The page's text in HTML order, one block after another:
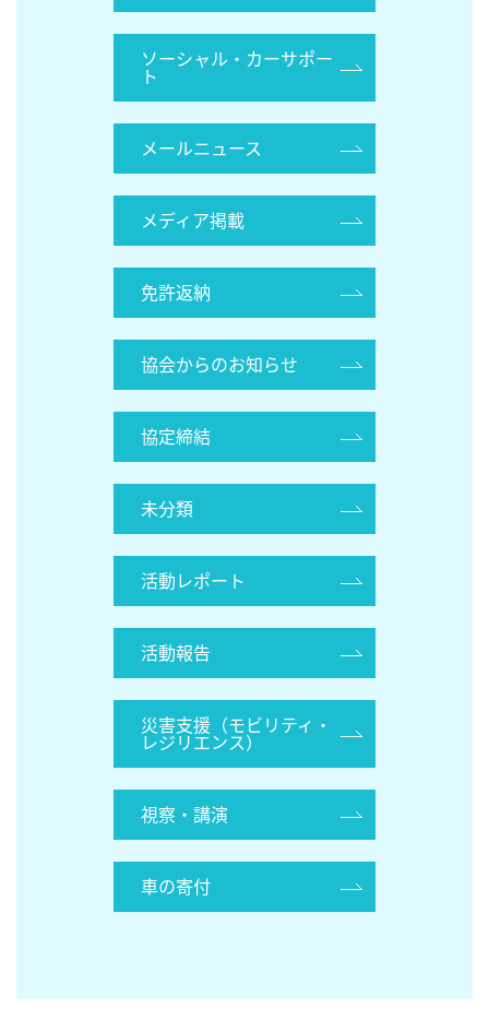
ソーシャル・カーサポー
ト
メールニュース
メディア掲載
免許返納
協会からのお知らせ
協定締結
未分類
活動レポート
活動報告
災害支援（モビリティ・
レジリエンス）
視察・講演
車の寄付